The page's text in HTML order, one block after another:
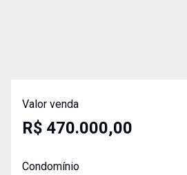
Valor venda
R$ 470.000,00
Condomínio